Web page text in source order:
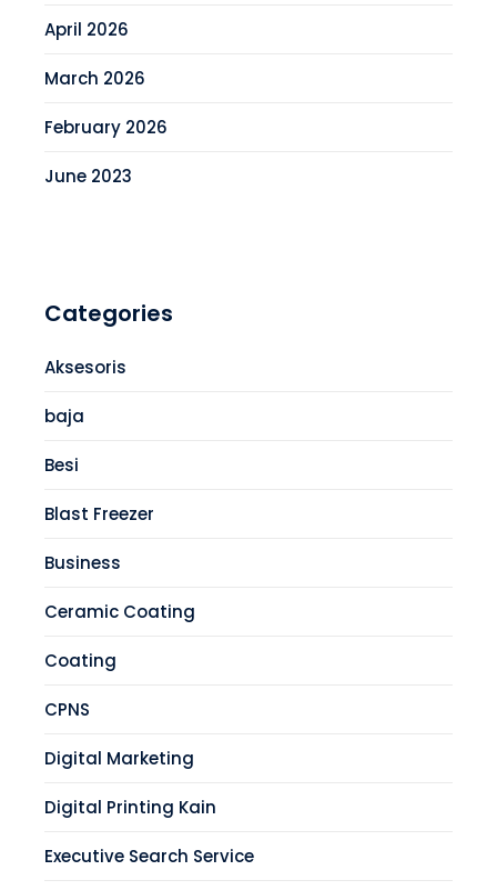
April 2026
March 2026
February 2026
June 2023
Categories
Aksesoris
baja
Besi
Blast Freezer
Business
Ceramic Coating
Coating
CPNS
Digital Marketing
Digital Printing Kain
Executive Search Service